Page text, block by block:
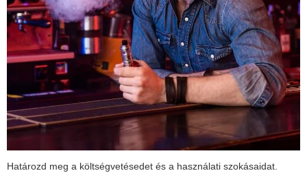
Határozd meg a költségvetésedet és a használati szokásaidat.